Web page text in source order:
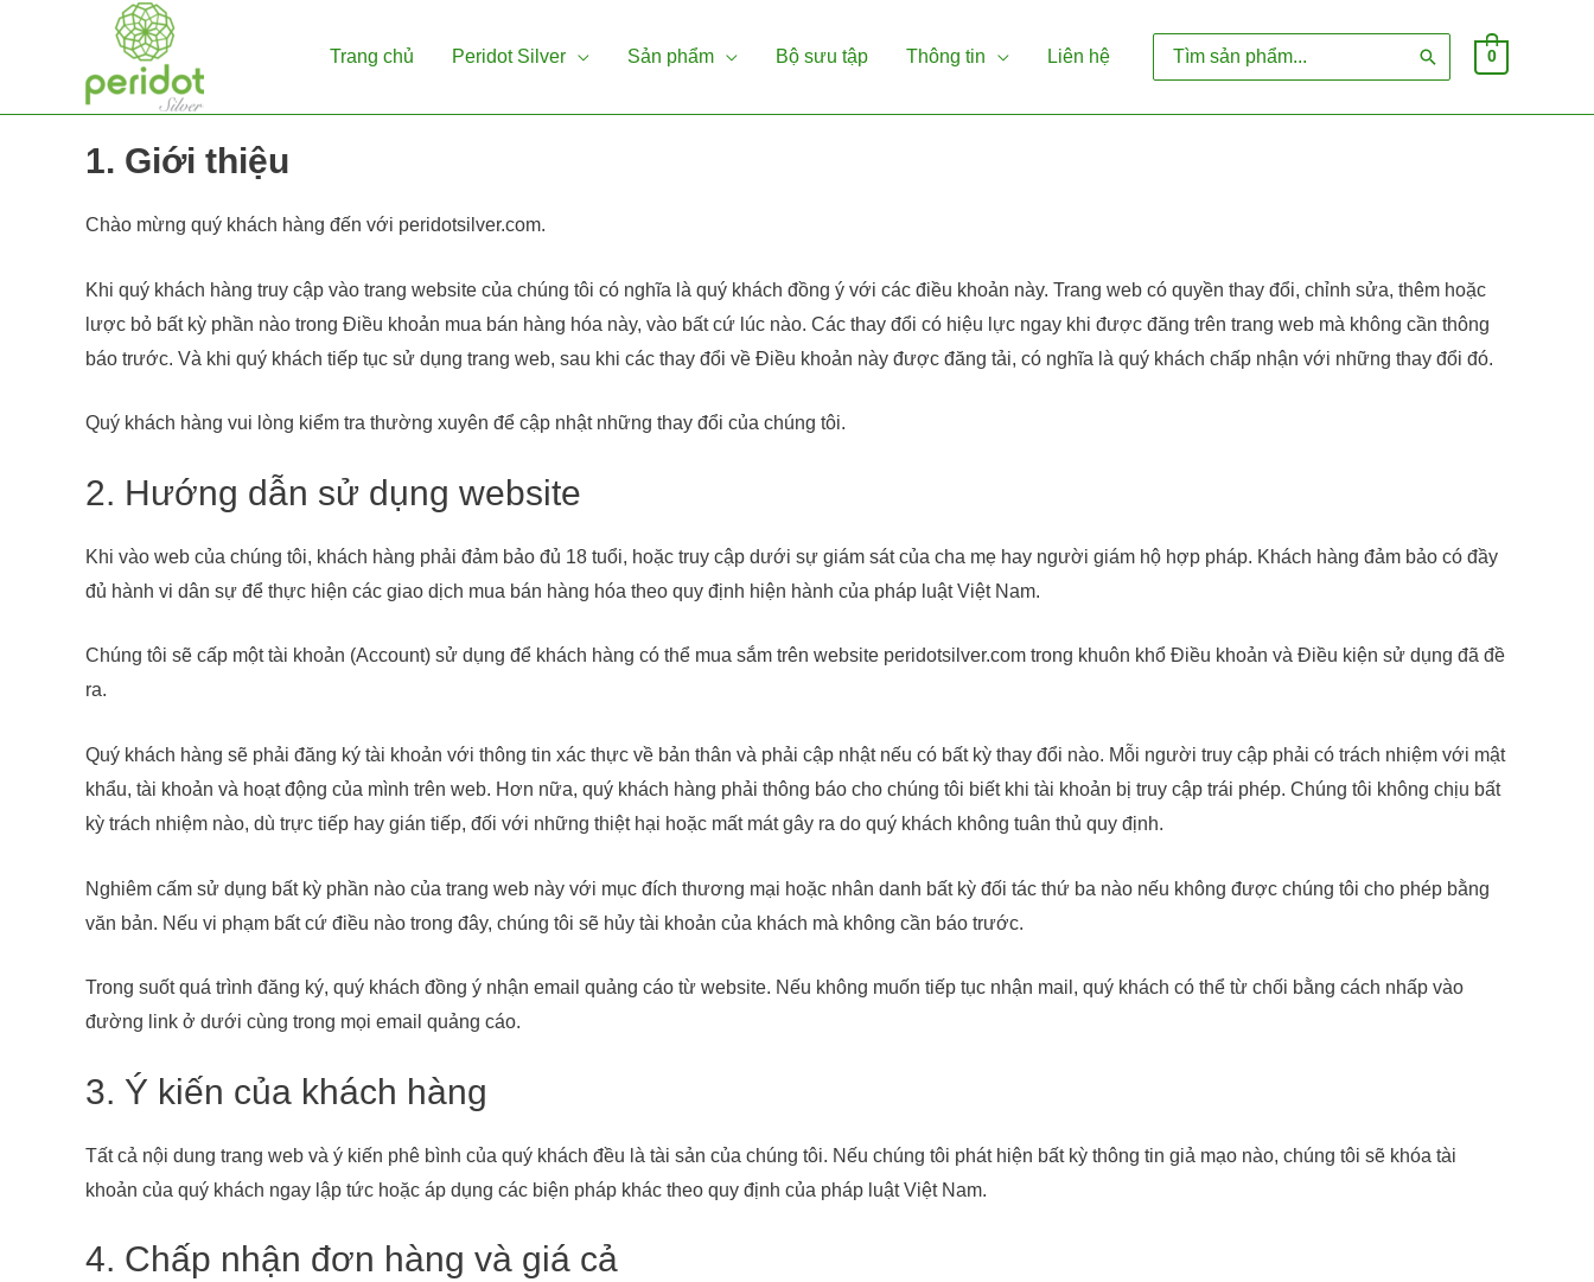
Trang chủ Peridot Silver Sản phẩm Bộ sưu tập Thông tin Liên hệ
Search
for:
0
1. Giới thiệu
Chào mừng quý khách hàng đến với peridotsilver.com.
Khi quý khách hàng truy cập vào trang website của chúng tôi có nghĩa là quý khách đồng ý với các điều khoản này. Trang web có quyền thay đổi, chỉnh sửa, thêm hoặc
lược bỏ bất kỳ phần nào trong Điều khoản mua bán hàng hóa này, vào bất cứ lúc nào. Các thay đổi có hiệu lực ngay khi được đăng trên trang web mà không cần thông
báo trước. Và khi quý khách tiếp tục sử dụng trang web, sau khi các thay đổi về Điều khoản này được đăng tải, có nghĩa là quý khách chấp nhận với những thay đổi đó.
Quý khách hàng vui lòng kiểm tra thường xuyên để cập nhật những thay đổi của chúng tôi.
2. Hướng dẫn sử dụng website
Khi vào web của chúng tôi, khách hàng phải đảm bảo đủ 18 tuổi, hoặc truy cập dưới sự giám sát của cha mẹ hay người giám hộ hợp pháp. Khách hàng đảm bảo có đầy
đủ hành vi dân sự để thực hiện các giao dịch mua bán hàng hóa theo quy định hiện hành của pháp luật Việt Nam.
Chúng tôi sẽ cấp một tài khoản (Account) sử dụng để khách hàng có thể mua sắm trên website peridotsilver.com trong khuôn khổ Điều khoản và Điều kiện sử dụng đã đề
ra.
Quý khách hàng sẽ phải đăng ký tài khoản với thông tin xác thực về bản thân và phải cập nhật nếu có bất kỳ thay đổi nào. Mỗi người truy cập phải có trách nhiệm với mật
khẩu, tài khoản và hoạt động của mình trên web. Hơn nữa, quý khách hàng phải thông báo cho chúng tôi biết khi tài khoản bị truy cập trái phép. Chúng tôi không chịu bất
kỳ trách nhiệm nào, dù trực tiếp hay gián tiếp, đối với những thiệt hại hoặc mất mát gây ra do quý khách không tuân thủ quy định.
Nghiêm cấm sử dụng bất kỳ phần nào của trang web này với mục đích thương mại hoặc nhân danh bất kỳ đối tác thứ ba nào nếu không được chúng tôi cho phép bằng
văn bản. Nếu vi phạm bất cứ điều nào trong đây, chúng tôi sẽ hủy tài khoản của khách mà không cần báo trước.
Trong suốt quá trình đăng ký, quý khách đồng ý nhận email quảng cáo từ website. Nếu không muốn tiếp tục nhận mail, quý khách có thể từ chối bằng cách nhấp vào
đường link ở dưới cùng trong mọi email quảng cáo.
3. Ý kiến của khách hàng
Tất cả nội dung trang web và ý kiến phê bình của quý khách đều là tài sản của chúng tôi. Nếu chúng tôi phát hiện bất kỳ thông tin giả mạo nào, chúng tôi sẽ khóa tài
khoản của quý khách ngay lập tức hoặc áp dụng các biện pháp khác theo quy định của pháp luật Việt Nam.
4. Chấp nhận đơn hàng và giá cả